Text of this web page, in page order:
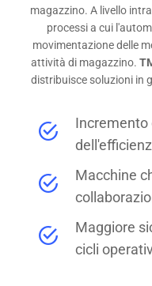
magazzino. A livello
processi a cui
movimentazione delle
attività di magazzino.
distribuisce soluzioni in
Incremento
Macchine
Maggiore
cicli